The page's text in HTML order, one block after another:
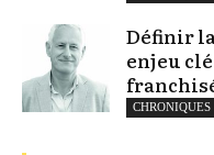
Définir
enjeu
CHRONIQUES